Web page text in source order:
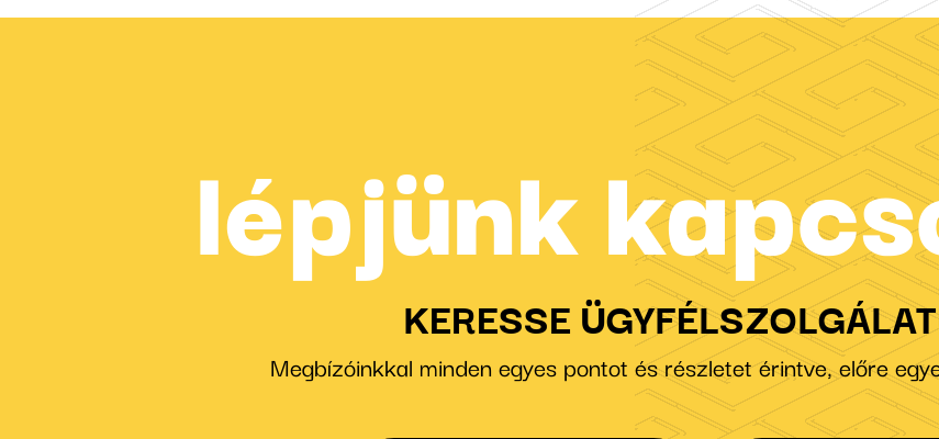
lépjünk
KERESSE
Megbízóinkkal minden egyes pontot és részletet érintve, előre